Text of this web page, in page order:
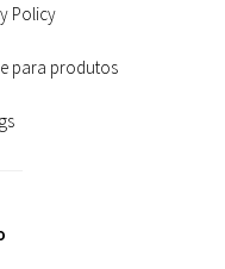
Policy
para produtos